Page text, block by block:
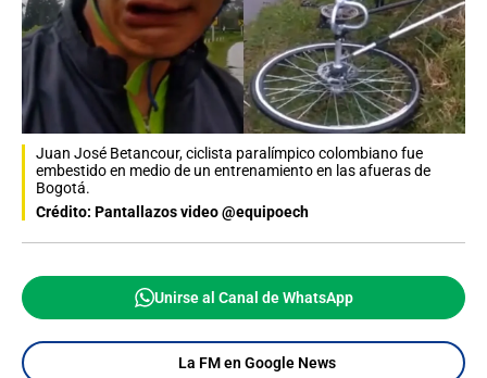
Juan José Betancour, ciclista paralímpico colombiano fue
embestido en medio de un entrenamiento en las afueras de
Bogotá.
Crédito: Pantallazos video @equipoech
Unirse al Canal de WhatsApp
La FM en Google News